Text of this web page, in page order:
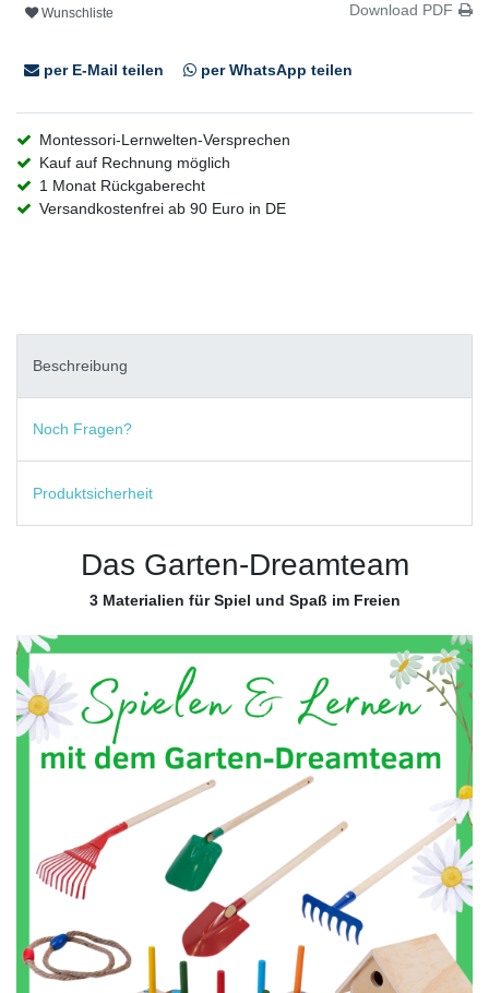
Wunschliste Download PDF
per E-Mail teilen per WhatsApp teilen
Montessori-Lernwelten-Versprechen
Kauf auf Rechnung möglich
1 Monat Rückgaberecht
Versandkostenfrei ab 90 Euro in DE
Beschreibung
Noch Fragen?
Produktsicherheit
Das Garten-Dreamteam
3 Materialien für Spiel und Spaß im Freien